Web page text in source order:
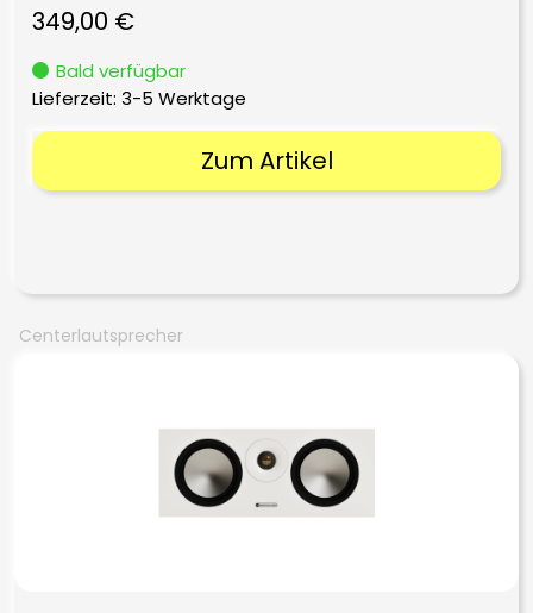
349,00 €
Bald verfügbar
Lieferzeit: 3-5 Werktage
Zum Artikel
Centerlautsprecher